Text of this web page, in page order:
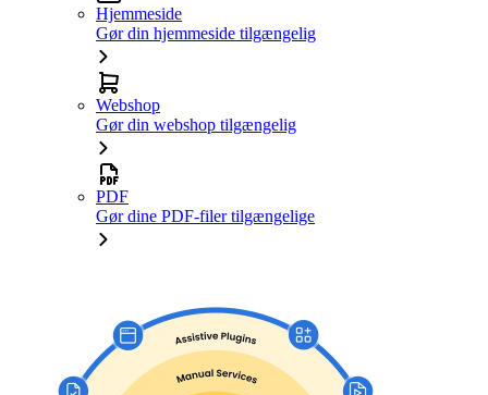
Hjemmeside
Gør din hjemmeside tilgængelig
Webshop
Gør din webshop tilgængelig
PDF
Gør dine PDF-filer tilgængelige